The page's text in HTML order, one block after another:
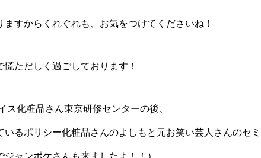
すからくれぐれも、お気をつけてくださいね！
ただしく過ごしております！
ス化粧品さん東京研修センターの後、
るポリシー化粧品さんのよしもと元お笑い芸人さんのセミ
ャンポケさんも来ましたよ！！）